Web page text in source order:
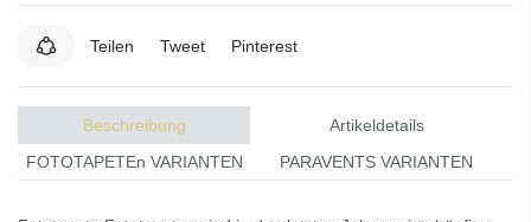
Teilen Tweet Pinterest
Beschreibung
Artikeldetails
FOTOTAPETEn VARIANTEN
PARAVENTS VARIANTEN